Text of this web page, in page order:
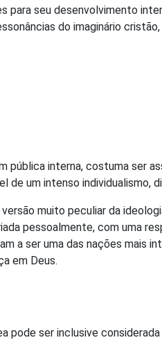
seu desenvolvimento
do imaginário
pública interna, costuma
um intenso individualismo,
muito peculiar da
pessoalmente, com uma
a ser uma das nações mais
em Deus.
ser inclusive